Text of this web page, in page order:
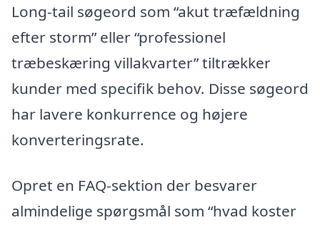
Long-tail søgeord som “akut træfældning
efter storm” eller “professionel
træbeskæring villakvarter” tiltrækker
kunder med specifik behov. Disse søgeord
har lavere konkurrence og højere
konverteringsrate.
Opret en FAQ-sektion der besvarer
almindelige spørgsmål som “hvad koster